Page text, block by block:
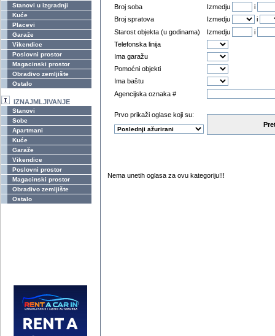
Stanovi u izgradnji
Kuće
Placevi
Garaže
Vikendice
Poslovni prostor
Magacinski prostor
Obradivo zemljište
Ostalo
IZNAJMLJIVANJE
Stanovi
Sobe
Apartmani
Kuće
Garaže
Vikendice
Poslovni prostor
Magacinski prostor
Obradivo zemljište
Ostalo
Broj soba
Izmedju
i
Broj spratova
Izmedju
i
Starost objekta (u godinama)
Izmedju
i
Telefonska linija
Ima garažu
Pomoćni objekti
Ima baštu
Agencijska oznaka #
Prvo prikaži oglase koji su:
Nema unetih oglasa za ovu kategoriju!!!